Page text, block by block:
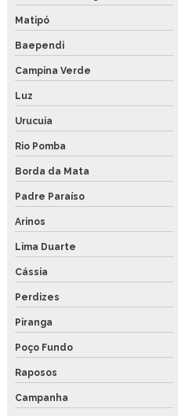
Matipó
Baependi
Campina Verde
Luz
Urucuia
Rio Pomba
Borda da Mata
Padre Paraíso
Arinos
Lima Duarte
Cássia
Perdizes
Piranga
Poço Fundo
Raposos
Campanha